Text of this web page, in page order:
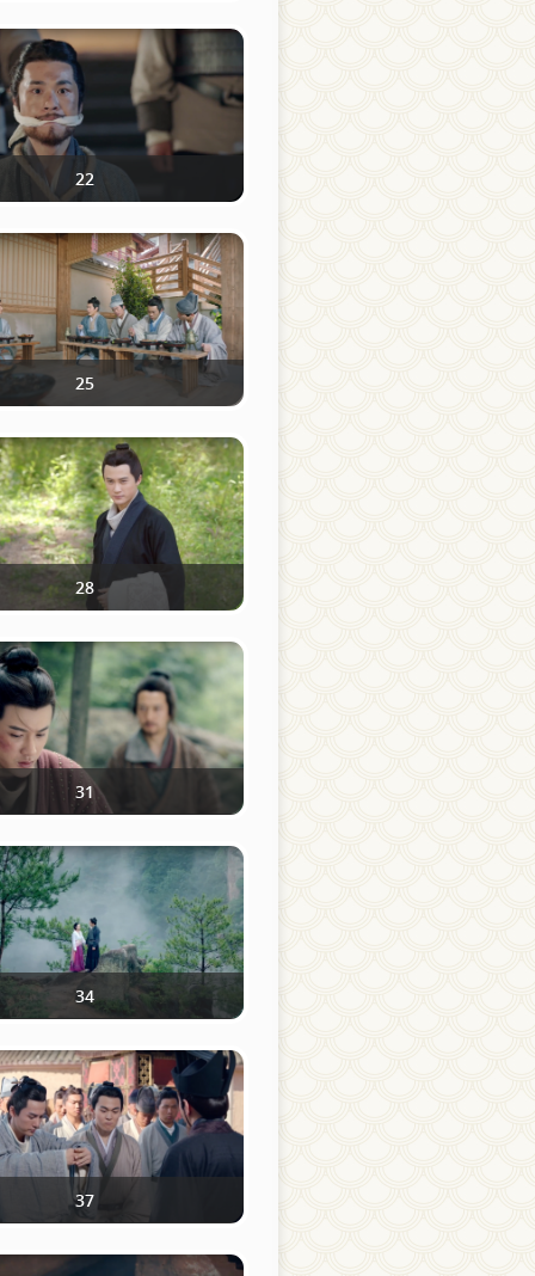
22
25
28
31
34
37